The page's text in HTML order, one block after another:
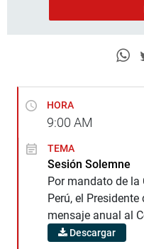
HORA
9:00 AM
TEMA
Sesión Solemne
Por mandato de
Perú, el
mensaje anual al
Descargar